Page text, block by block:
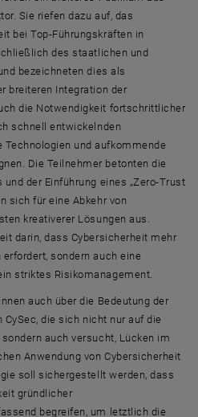
Sie riefen dazu auf, das
bei Top-Führungskräften in
des staatlichen und
bezeichneten dies als
breiteren Integration der
die Notwendigkeit fortschrittlicher
schnell entwickelnden
Technologien und aufkommende
Die Teilnehmer betonten die
der Einführung eines „Zero-Trust
sich für eine Abkehr von
kreativerer Lösungen aus.
darin, dass Cybersicherheit mehr
sondern auch eine
striktes Risikomanagement.
auch über die Bedeutung der
CySec , die sich nicht nur auf die
auch versucht, Lücken im
Anwendung von Cybersicherheit
soll sichergestellt werden, dass
gründlicher
begreifen, um letztlich die